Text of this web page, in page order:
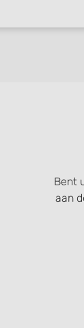
Bent
aan